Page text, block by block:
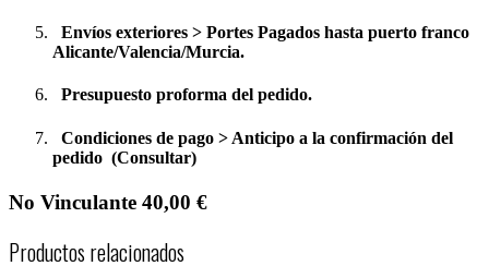
Envíos exteriores > Portes Pagados hasta puerto franco
Alicante/Valencia/Murcia.
Presupuesto proforma del pedido.
Condiciones de pago > Anticipo a la confirmación del
pedido (Consultar)
No Vinculante 40,00 €
Productos relacionados